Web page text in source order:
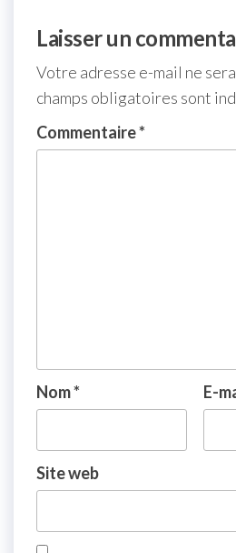
Laisser un
Votre adresse e-mail ne
champs obligatoires sont
Commentaire*
Nom* E-
Site web